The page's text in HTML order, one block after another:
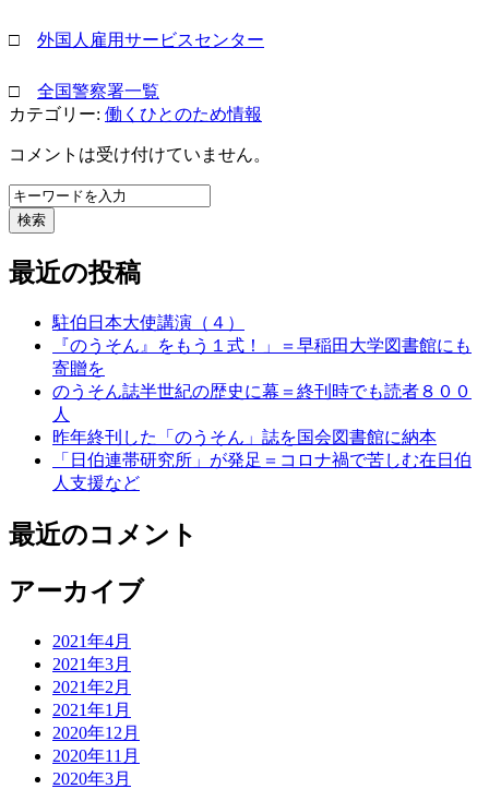
□ 外国人雇用サービスセンター
□ 全国警察署一覧
カテゴリー: 働くひとのため情報
コメントは受け付けていません。
検索
最近の投稿
駐伯日本大使講演（４）
『のうそん』をもう１式！」＝早稲田大学図書館にも
寄贈を
のうそん誌半世紀の歴史に幕＝終刊時でも読者８００
人
昨年終刊した「のうそん」誌を国会図書館に納本
「日伯連帯研究所」が発足＝コロナ禍で苦しむ在日伯
人支援など
最近のコメント
アーカイブ
2021年4月
2021年3月
2021年2月
2021年1月
2020年12月
2020年11月
2020年3月